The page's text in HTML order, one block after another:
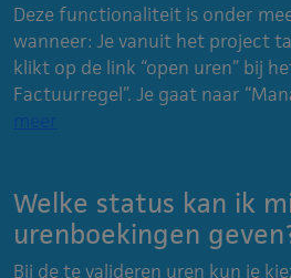
Deze functionaliteit is onder
wanneer: Je vanuit het project
klikt op de link “open uren” bij
Factuurregel”. Je gaat naar
meer
Welke status kan ik
urenboekingen
Bij de te valideren uren kun je